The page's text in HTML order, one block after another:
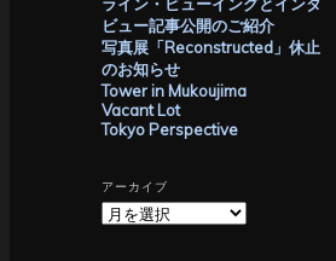
ビュー記事公開のご紹介
写真展「Reconstructed」休止
のお知らせ
Tower in Mukoujima
Vacant Lot
Tokyo Perspective
アーカイブ
ア
ー